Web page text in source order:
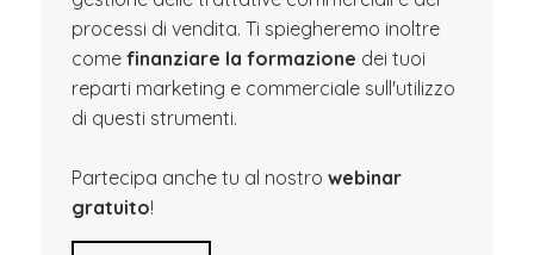
processi di vendita. Ti spiegheremo inoltre
come finanziare la formazione dei tuoi
reparti marketing e commerciale sull'utilizzo
di questi strumenti.
Partecipa anche tu al nostro webinar
gratuito!